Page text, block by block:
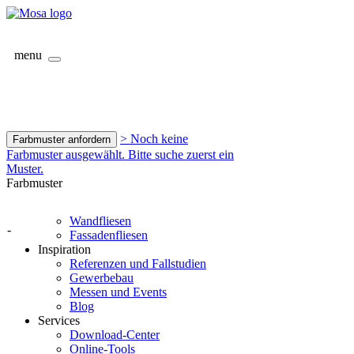
menu
Farbmuster anfordern
> Noch keine
Farbmuster ausgewählt. Bitte suche zuerst ein
Muster.
Farbmuster
-
Wandfliesen
Fassadenfliesen
Inspiration
Referenzen und Fallstudien
Gewerbebau
Messen und Events
Blog
Services
Download-Center
Online-Tools